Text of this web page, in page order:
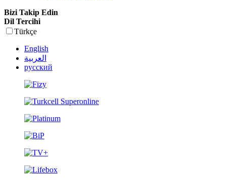
Bizi Takip Edin
Dil Tercihi
Türkçe
English
العربية
русский